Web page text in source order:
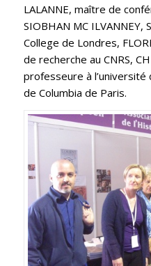
LALANNE, maître de
SIOBHAN MC ILVANNEY,
College de Londres,
de recherche au CNRS,
professeure à l’université
de Columbia de Paris.